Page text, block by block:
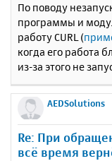
По поводу
программы и
работу CURL (
когда его работа
из-за этого не
AEDSolutions
Re: При
всё время